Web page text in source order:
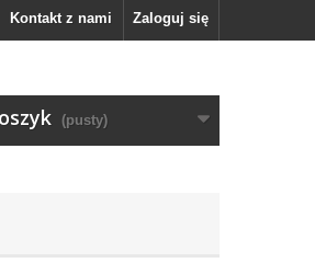
Zaloguj się
Kontakt z nami
(pusty)